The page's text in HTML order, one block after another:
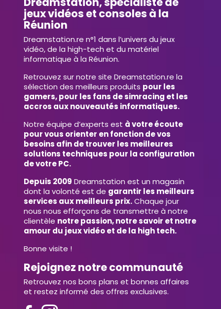
jeux vidéos et consoles à la
Réunion
Dreamstation.re n°1 dans l’univers du jeux
vidéo, de la high-tech et du matériel
informatique à la Réunion.
Retrouvez sur notre site Dreamstation.re la
sélection des meilleurs produits pour les
gamers, pour les fans de simracing et les
accros aux nouveautés informatiques.
Notre équipe d’experts est à votre écoute
pour vous orienter en fonction de vos
besoins afin de trouver les meilleures
solutions techniques pour la configuration
de votre PC.
Depuis 2009 Dreamstation est un magasin
dont la volonté est de garantir les meilleurs
services aux meilleurs prix.Chaque jour
nous nous efforçons de transmettre à notre
clientèle notre passion, notre savoir et notre
amour du jeux vidéo et de la high tech.
Bonne visite !
Rejoignez notre communauté
Retrouvez nos bons plans et bonnes affaires
et restez informé des offres exclusives.